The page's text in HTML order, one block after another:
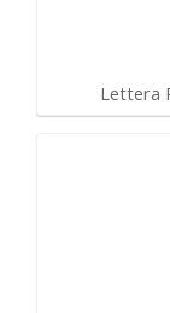
Lettera